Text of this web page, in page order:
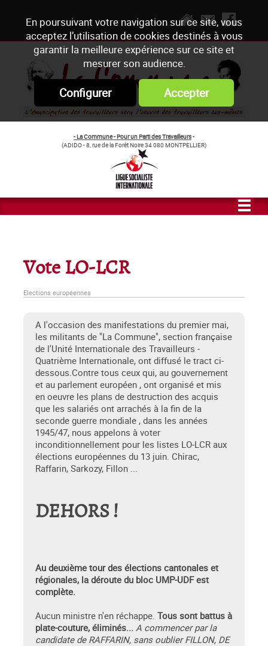
En poursuivant votre navigation sur ce site, vous
acceptez l’utilisation de cookies destinés à vous
garantir la meilleure expérience sur ce site et
mesurer son audience.
Configurer Accepter
- La Commune - Pour un Parti des Travailleurs-
(ADIDO - 8, rue de la Forêt Noire 34 080 MONTPELLIER)
Vote LO-LCR
Elections européennes
A l'occasion des manifestations du premier mai,
les militants de "La Commune", section française
de l'Unité Internationale des Travailleurs -
Quatrième Internationale, ont diffusé le tract ci-
dessous.Contre tous ceux qui, au gouvernement
et au parlement européen , ont organisé et mis
en oeuvre les plans de destruction des acquis
que les salariés ont arrachés à la fin de la
seconde guerre mondiale , dans les années
1945/47, nous appelons à voter
inconditionnellement pour les listes LO-LCR aux
élections européennes du 13 juin. Chirac,
Raffarin, Sarkozy, Fillon ...
DEHORS !
Au deuxième tour des élections cantonales et
régionales, la déroute du bloc UMP-UDF est
complète.
Aucun ministre n'en réchappe. Tous sont battus à
plate-couture, éliminés... A commencer par la
candidate de RAFFARIN, sans oublier FILLON, DE